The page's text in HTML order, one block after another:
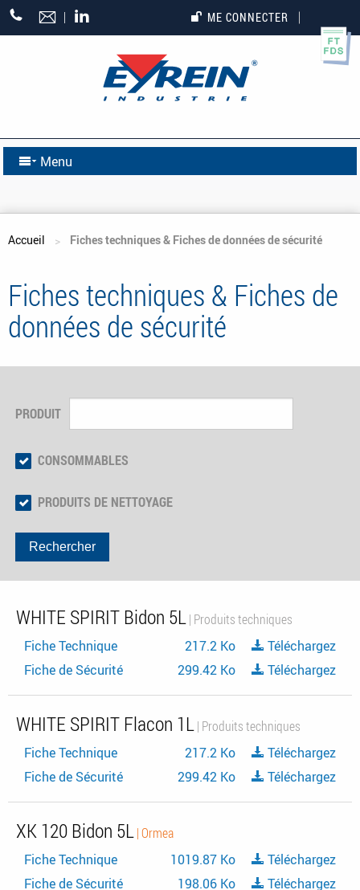
+33
(0)5
27
ME CONNECTER
Menu
Vous êtes ici
Accueil Fiches techniques & Fiches de données de sécurité
Fiches techniques & Fiches de
données de sécurité
PRODUIT
CONSOMMABLES
PRODUITS DE NETTOYAGE
Rechercher
WHITE SPIRIT Bidon 5L| Produits techniques
Fiche Technique
217.2 Ko
Téléchargez
Fiche de Sécurité
299.42 Ko Téléchargez
WHITE SPIRIT Flacon 1L| Produits techniques
Fiche Technique
217.2 Ko
Téléchargez
Fiche de Sécurité
299.42 Ko Téléchargez
XK 120 Bidon 5L| Ormea
Fiche Technique
1019.87 Ko
Téléchargez
Fiche de Sécurité
198.06 Ko Téléchargez